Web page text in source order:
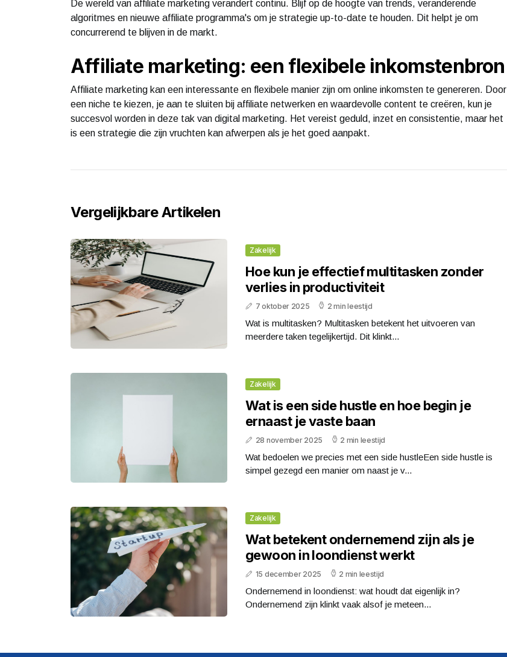
De wereld van affiliate marketing verandert continu. Blijf op de hoogte van trends, veranderende
algoritmes en nieuwe affiliate programma's om je strategie up-to-date te houden. Dit helpt je om
concurrerend te blijven in de markt.
Affiliate marketing: een flexibele inkomstenbron
Affiliate marketing kan een interessante en flexibele manier zijn om online inkomsten te genereren. Door
een niche te kiezen, je aan te sluiten bij affiliate netwerken en waardevolle content te creëren, kun je
succesvol worden in deze tak van digital marketing. Het vereist geduld, inzet en consistentie, maar het
is een strategie die zijn vruchten kan afwerpen als je het goed aanpakt.
Vergelijkbare Artikelen
Zakelijk
Hoe kun je effectief multitasken zonder
verlies in productiviteit
7 oktober 2025 2 min leestijd
Wat is multitasken? Multitasken betekent het uitvoeren van
meerdere taken tegelijkertijd. Dit klinkt...
Zakelijk
Wat is een side hustle en hoe begin je
ernaast je vaste baan
28 november 2025 2 min leestijd
Wat bedoelen we precies met een side hustleEen side hustle is
simpel gezegd een manier om naast je v...
Zakelijk
Wat betekent ondernemend zijn als je
gewoon in loondienst werkt
15 december 2025 2 min leestijd
Ondernemend in loondienst: wat houdt dat eigenlijk in?
Ondernemend zijn klinkt vaak alsof je meteen...